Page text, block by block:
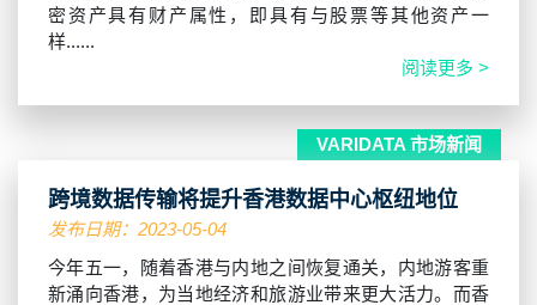
密资产具有财产属性，即具有与股票等其他资产一
样......
阅读更多 >
VARIDATA 市场新闻
跨境数据传输将提升香港数据中心枢纽地位
发布日期：2023-05-04
今年五一，随着香港与内地之间恢复通关，内地游客重
新涌向香港，为当地经济和旅游业带来更大活力。而香